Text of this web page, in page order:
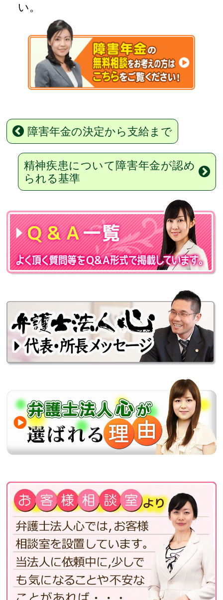
い。
障害年金の決定から支給まで
精神疾患について障害年金が認め
られる基準